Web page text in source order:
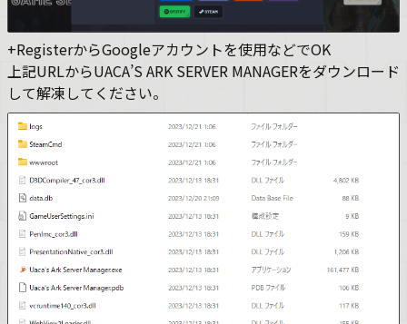
+RegisterからGoogleアカウントを使用などでOK
上記URLからUACA’S ARK SERVER MANAGERをダウンロード
して解凍してください。